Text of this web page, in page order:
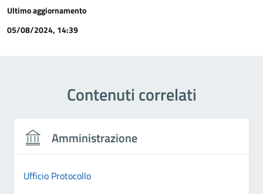
Ultimo aggiornamento
05/08/2024, 14:39
Contenuti correlati
Amministrazione
Ufficio Protocollo